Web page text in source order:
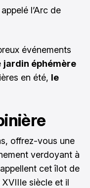
appelé l’Arc de
événements
jardin éphémère
en été, le
offrez-vous une
verdoyant à
cet îlot de
siècle et il